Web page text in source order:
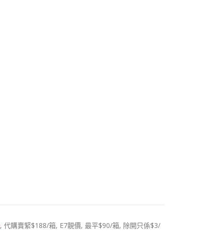
, 代購賣緊$188/箱, E7靚價, 最平$90/箱, 除開只係$3/